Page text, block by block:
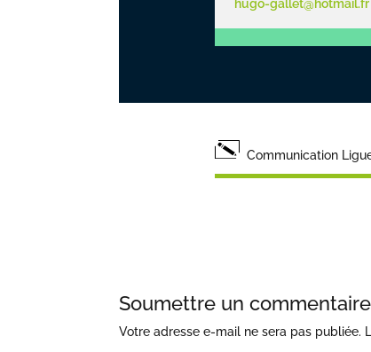
hugo-gallet@hotmail.fr
Communication
Soumettre un commentaire
Votre adresse e-mail ne sera pas publiée.